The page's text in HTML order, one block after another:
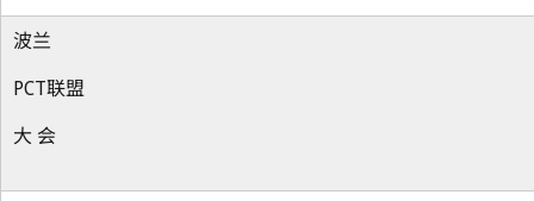
波兰
PCT联盟
大 会